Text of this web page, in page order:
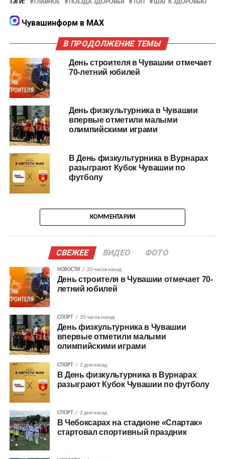
ТЭГИ: ГЛАВНОЕ ПОЕЗДА ЗДОРОВЬЯ ТОП ШАГ К ЗДОРОВЬЮ
Чувашинформ в MAX
В ПРОДОЛЖЕНИЕ ТЕМЫ
День строителя в Чувашии отмечает
70-летний юбилей
День физкультурника в Чувашии
впервые отметили малыми
олимпийскими играми
В День физкультурника в Вурнарах
разыграют Кубок Чувашии по
футболу
КОММЕНТАРИИ
СВЕЖЕЕ ВИДЕО ФОТО
НОВОСТИ 20 часов назад
День строителя в Чувашии отмечает 70-
летний юбилей
СПОРТ 20 часов назад
День физкультурника в Чувашии
впервые отметили малыми
олимпийскими играми
СПОРТ 2 дня назад
В День физкультурника в Вурнарах
разыграют Кубок Чувашии по футболу
СПОРТ 2 дня назад
В Чебоксарах на стадионе «Спартак»
стартовал спортивный праздник